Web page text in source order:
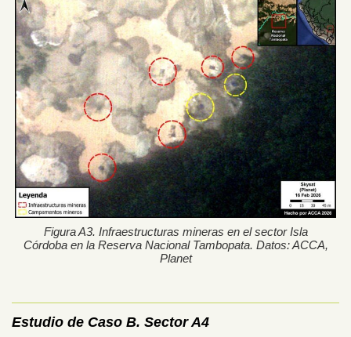
Figura A3. Infraestructuras mineras en el sector Isla
Córdoba en la Reserva Nacional Tambopata. Datos: ACCA,
Planet
Estudio de Caso B. Sector A4